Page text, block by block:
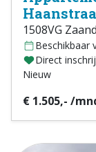
1508VG
Beschikbaar
Direct
Nieuw
€ 1.505,- /